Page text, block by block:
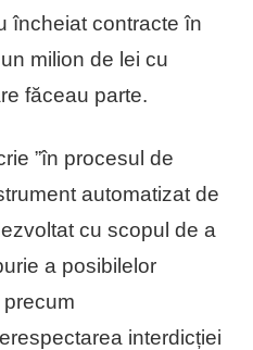
încheiat contracte în
milion de lei cu
făceau parte.
”în procesul de
automatizat de
cu scopul de a
a posibilelor
interdicției